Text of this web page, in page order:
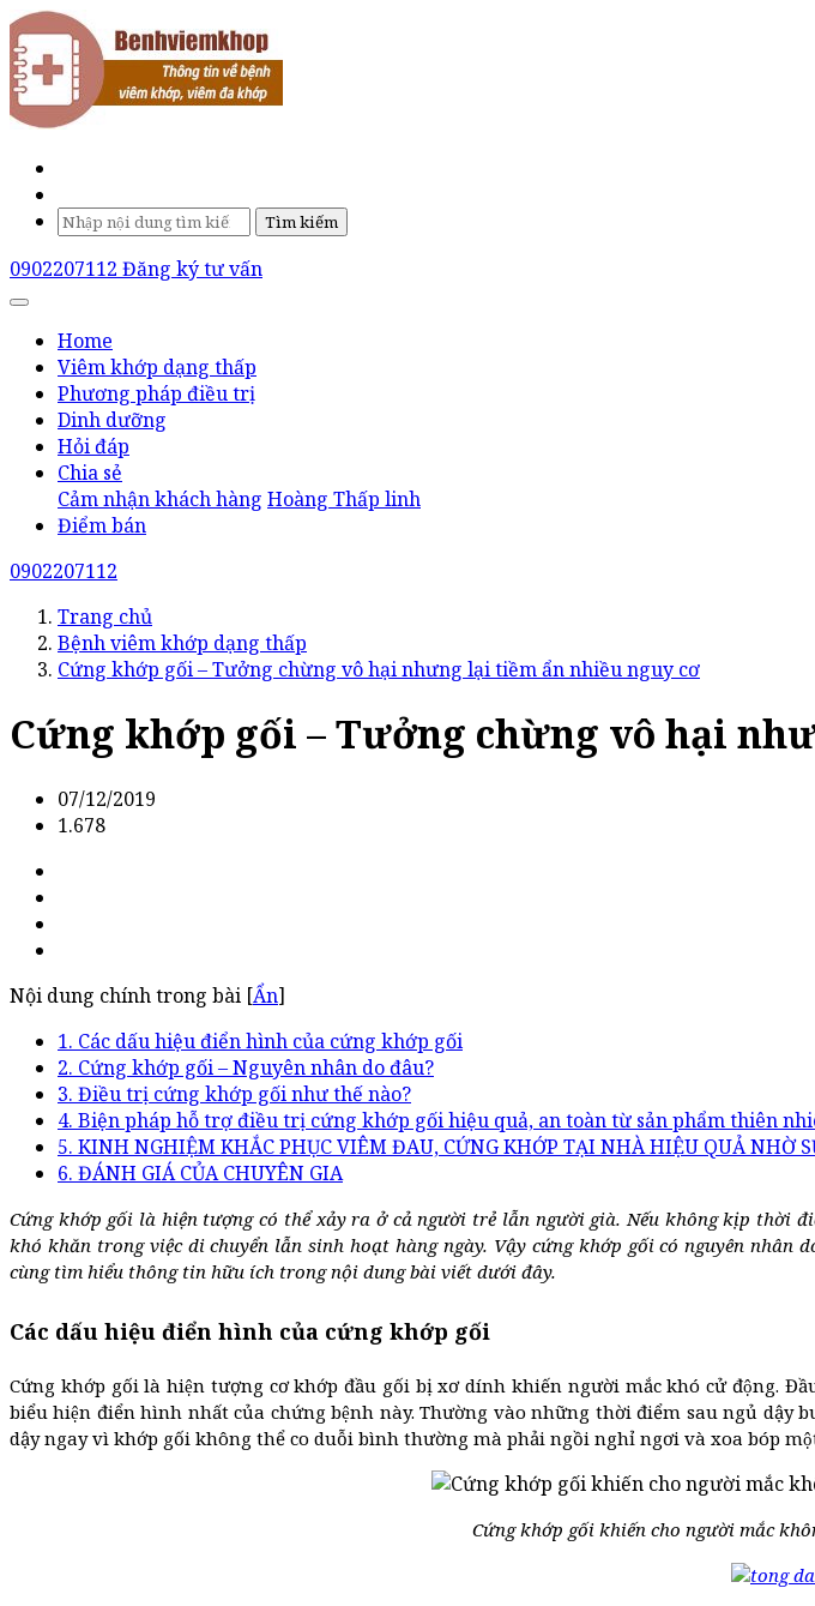
Tìm kiếm
0902207112 Đăng ký tư vấn
Home
Viêm khớp dạng thấp
Phương pháp điều trị
Dinh dưỡng
Hỏi đáp
Chia sẻ
Cảm nhận khách hàng Hoàng Thấp linh
Điểm bán
0902207112
Trang chủ
Bệnh viêm khớp dạng thấp
Cứng khớp gối – Tưởng chừng vô hại nhưng lại tiềm ẩn nhiều nguy cơ
Cứng khớp gối – Tưởng chừng vô hại
07/12/2019
1.678
Nội dung chính trong bài [Ẩn]
1. Các dấu hiệu điển hình của cứng khớp gối
2. Cứng khớp gối – Nguyên nhân do đâu?
3. Điều trị cứng khớp gối như thế nào?
4. Biện pháp hỗ trợ điều trị cứng khớp gối hiệu quả, an toàn từ sản phẩm thiên
5. KINH NGHIỆM KHẮC PHỤC VIÊM ĐAU, CỨNG KHỚP TẠI NHÀ HIỆU QUẢ NHỜ
6. ĐÁNH GIÁ CỦA CHUYÊN GIA
Cứng khớp gối là hiện tượng có thể xảy ra ở cả người trẻ lẫn người già. Nếu không kịp thời
khó khăn trong việc di chuyển lẫn sinh hoạt hàng ngày. Vậy cứng khớp gối có nguyên nhân
cùng tìm hiểu thông tin hữu ích trong nội dung bài viết dưới đây.
Các dấu hiệu điển hình của cứng khớp gối
Cứng khớp gối là hiện tượng cơ khớp đầu gối bị xơ dính khiến người mắc khó cử động.
biểu hiện điển hình nhất của chứng bệnh này. Thường vào những thời điểm sau ngủ dậy
dậy ngay vì khớp gối không thể co duỗi bình thường mà phải ngồi nghỉ ngơi và xoa bóp
Cứng khớp gối khiến cho người mắc